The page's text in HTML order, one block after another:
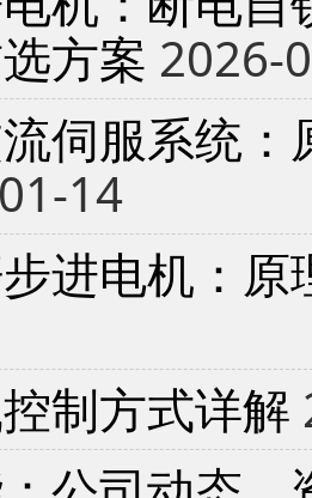
方案 2026-
伺服系统
14
进电机：
制方式详解